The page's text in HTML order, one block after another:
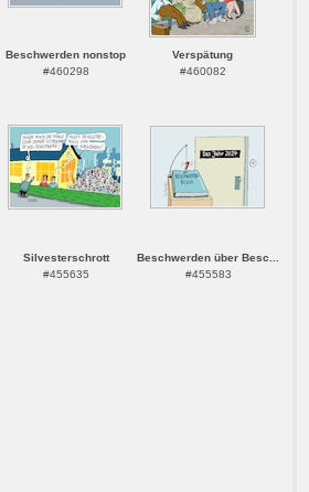
Beschwerden nonstop
#460298
Verspätung
#460082
Silvesterschrott
#455635
Beschwerden über Besc...
#455583